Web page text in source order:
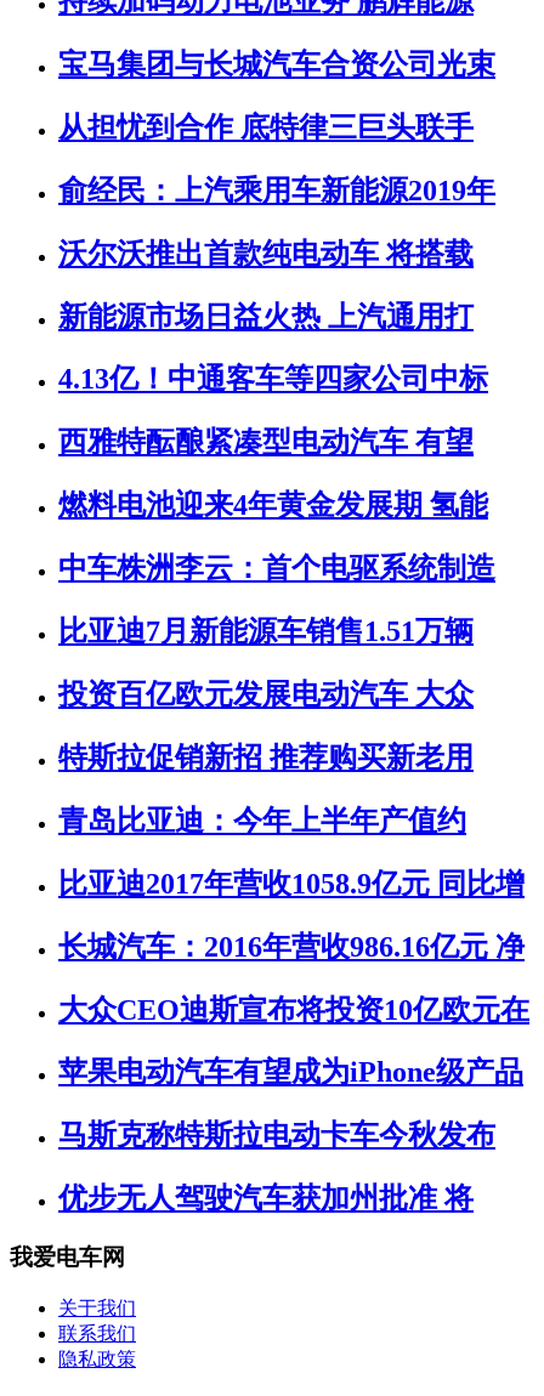
宝马集团与长城汽车合资公司光束
从担忧到合作 底特律三巨头联手
俞经民：上汽乘用车新能源2019年
沃尔沃推出首款纯电动车 将搭载
新能源市场日益火热 上汽通用打
4.13亿！中通客车等四家公司中标
西雅特酝酿紧凑型电动汽车 有望
燃料电池迎来4年黄金发展期 氢能
中车株洲李云：首个电驱系统制造
比亚迪7月新能源车销售1.51万辆
投资百亿欧元发展电动汽车 大众
特斯拉促销新招 推荐购买新老用
青岛比亚迪：今年上半年产值约
比亚迪2017年营收1058.9亿元 同比增
长城汽车：2016年营收986.16亿元 净
大众CEO迪斯宣布将投资10亿欧元在
苹果电动汽车有望成为iPhone级产品
马斯克称特斯拉电动卡车今秋发布
优步无人驾驶汽车获加州批准 将
我爱电车网
关于我们
联系我们
隐私政策